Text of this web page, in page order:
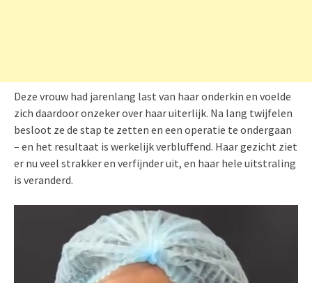
Deze vrouw had jarenlang last van haar onderkin en voelde
zich daardoor onzeker over haar uiterlijk. Na lang twijfelen
besloot ze de stap te zetten en een operatie te ondergaan
– en het resultaat is werkelijk verbluffend. Haar gezicht ziet
er nu veel strakker en verfijnder uit, en haar hele uitstraling
is veranderd.